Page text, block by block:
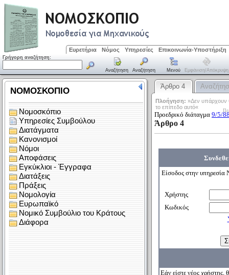
Ευρετήρια Νόμος Υπηρεσίες Επικοινωνία-Υποστήριξη
Γρήγορη αναζήτηση:
Αναζήτηση Αναζήτηση Μενού Εμφάνιση/απόκρυψη
Άρθρο 4